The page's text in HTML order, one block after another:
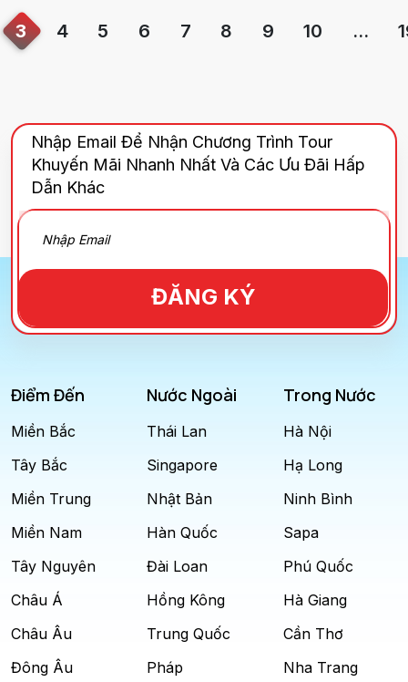
3 4 5 6 7 8 9 10 ...
Nhập Email Để Nhận Chương Trình Tour
Khuyến Mãi Nhanh Nhất Và Các Ưu Đãi Hấp
Dẫn Khác
ĐĂNG KÝ
Điểm Đến
Miền Bắc
Tây Bắc
Miền Trung
Miền Nam
Tây Nguyên
Châu Á
Châu Âu
Đông Âu
Nước Ngoài
Thái Lan
Singapore
Nhật Bản
Hàn Quốc
Đài Loan
Hồng Kông
Trung Quốc
Pháp
Trong Nước
Hà Nội
Hạ Long
Ninh Bình
Sapa
Phú Quốc
Hà Giang
Cần Thơ
Nha Trang